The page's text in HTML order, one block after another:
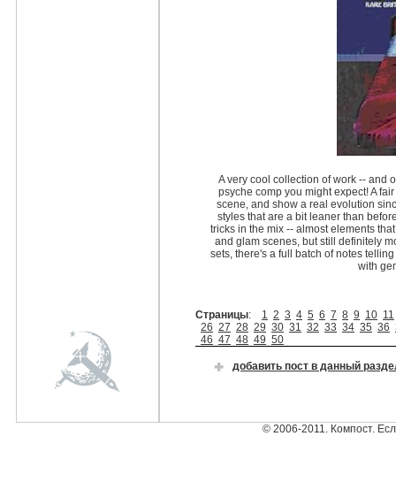
A very cool collection of work -- and
psyche comp you might expect! A
scene, and show a real evolution
styles that are a bit leaner than
tricks in the mix -- almost elements
and glam scenes, but still definitely
sets, there's a full batch of notes
with
Страницы: 1 2 3 4 5 6 7 8 9 10 11
26 27 28 29 30 31 32 33 34 35 36
46 47 48 49 50
добавить пост в данный
© 2006-2011. Компост.